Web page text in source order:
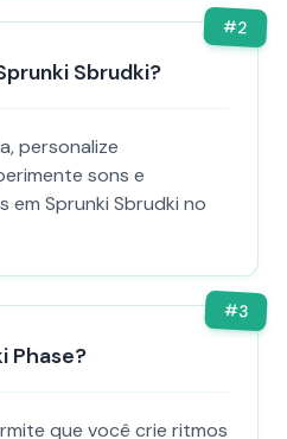
#2
Sbrudki?
personalize
sons e
em Sprunki Sbrudki no
#3
Phase?
que você crie ritmos